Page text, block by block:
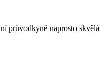
průvodkyně naprosto